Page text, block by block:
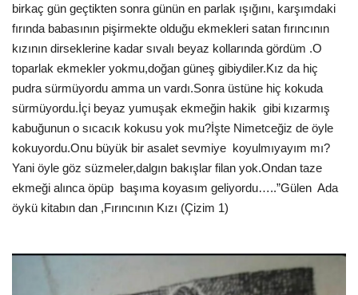
birkaç gün geçtikten sonra günün en parlak ışığını, karşımdaki
fırında babasının pişirmekte olduğu ekmekleri satan fırıncının
kızının dirseklerine kadar sıvalı beyaz kollarında gördüm .O
toparlak ekmekler yokmu,doğan güneş gibiydiler.Kız da hiç
pudra sürmüyordu amma un vardı.Sonra üstüne hiç kokuda
sürmüyordu.İçi beyaz yumuşak ekmeğin hakik gibi kızarmış
kabuğunun o sıcacık kokusu yok mu?İşte Nimetceğiz de öyle
kokuyordu.Onu büyük bir asalet sevmiye koyulmıyayım mı?
Yani öyle göz süzmeler,dalgın bakışlar filan yok.Ondan taze
ekmeği alınca öpüp başıma koyasım geliyordu…..”Gülen Ada
öykü kitabın dan ,Fırıncının Kızı (Çizim 1)